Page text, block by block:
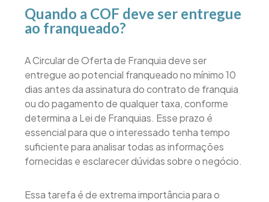
Quando a COF deve ser entregue
ao franqueado?
A Circular de Oferta de Franquia deve ser
entregue ao potencial franqueado no mínimo 10
dias antes da assinatura do contrato de franquia
ou do pagamento de qualquer taxa, conforme
determina a Lei de Franquias. Esse prazo é
essencial para que o interessado tenha tempo
suficiente para analisar todas as informações
fornecidas e esclarecer dúvidas sobre o negócio.
Essa tarefa é de extrema importância para o